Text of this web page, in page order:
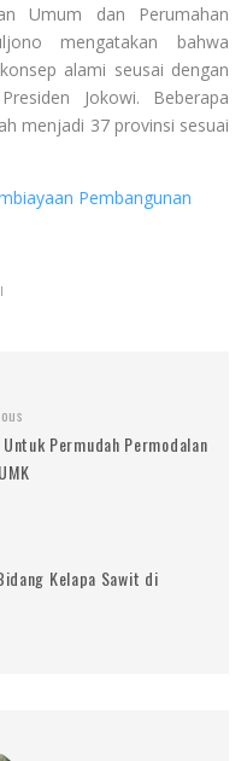
Umum dan Perumahan
mengatakan bahwa
alami seusai dengan
Jokowi. Beberapa
menjadi 37 provinsi sesuai
Pembangunan
Permudah Permodalan
Kelapa Sawit di